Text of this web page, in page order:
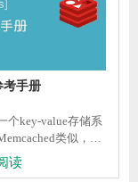
考手册
个key-value存储系
类似，它
的value类型相对更
string(字符串)、list
读